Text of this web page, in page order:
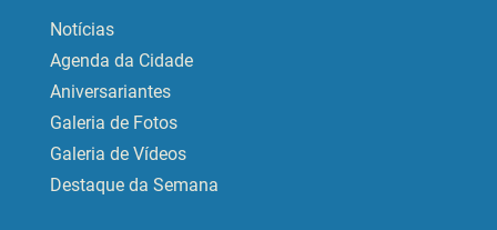
Notícias
Agenda da Cidade
Aniversariantes
Galeria de Fotos
Galeria de Vídeos
Destaque da Semana